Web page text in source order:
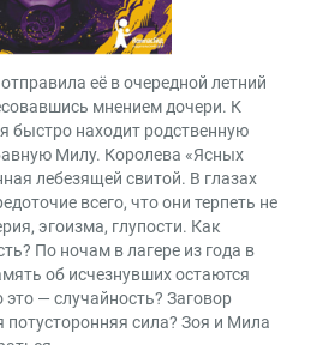
её в очередной летний
мнением дочери. К
быстро находит родственную
Милу. Королева «Ясных
лебезящей свитой. В глазах
всего, что они терпеть не
эгоизма, глупости. Как
По ночам в лагере из года в
об исчезнувших остаются
— случайность? Заговор
потусторонняя сила? Зоя и Мила